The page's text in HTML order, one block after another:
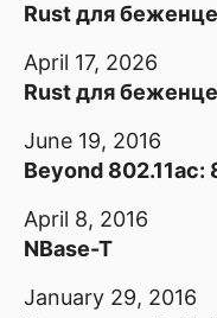
Rust для
April 17, 2026
Rust для
June 19, 2016
Beyond 802.11ac:
April 8, 2016
NBase-T
January 29, 2016